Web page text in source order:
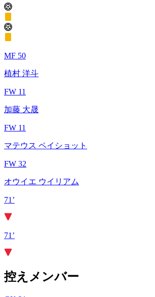
MF 50
植村 洋斗
FW 11
加藤 大晟
FW 11
マテウス ペイショット
FW 32
オウイエ ウイリアム
71’
71’
控えメンバー